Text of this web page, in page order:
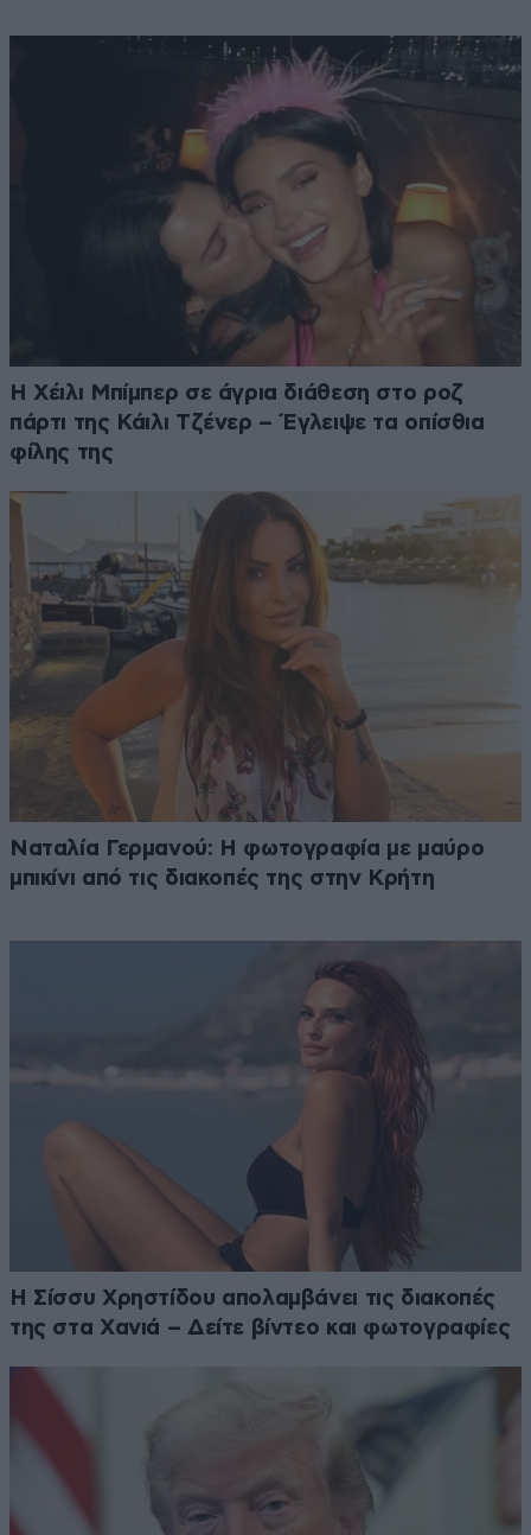
Η Χέιλι Μπίμπερ σε άγρια διάθεση στο ροζ
πάρτι της Κάιλι Τζένερ – Έγλειψε τα οπίσθια
φίλης της
Ναταλία Γερμανού: Η φωτογραφία με μαύρο
μπικίνι από τις διακοπές της στην Κρήτη
Η Σίσσυ Χρηστίδου απολαμβάνει τις διακοπές
της στα Χανιά – Δείτε βίντεο και φωτογραφίες